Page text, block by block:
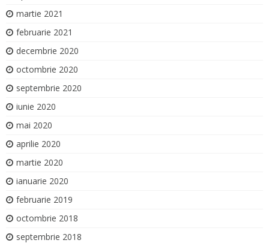
martie 2021
februarie 2021
decembrie 2020
octombrie 2020
septembrie 2020
iunie 2020
mai 2020
aprilie 2020
martie 2020
ianuarie 2020
februarie 2019
octombrie 2018
septembrie 2018